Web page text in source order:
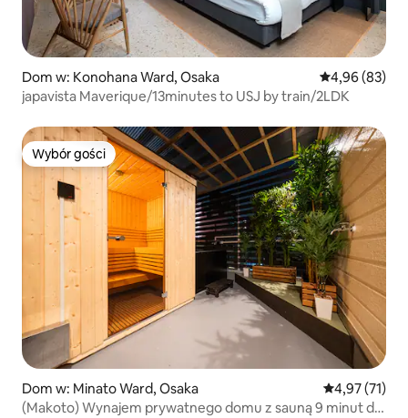
Dom w: Konohana Ward, Osaka Średnia
4,96 (83)
japavista Maverique/13minutes to USJ by train/2LDK
Wybór gości
Wybór gości
Dom w: Minato Ward, Osaka Średnia
4,97 (71)
(Makoto) Wynajem prywatnego domu z sauną 9 minut do